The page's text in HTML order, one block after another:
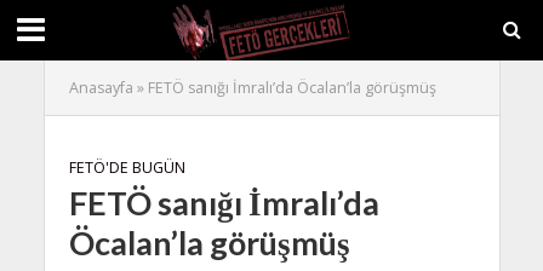
Anasayfa » FETÖ sanığı İmralı’da Öcalan’la görüşmüş
FETÖ'DE BUGÜN
FETÖ sanığı İmralı’da
Öcalan’la görüşmüş